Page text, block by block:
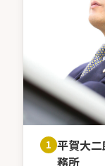
1 平賀大
務所